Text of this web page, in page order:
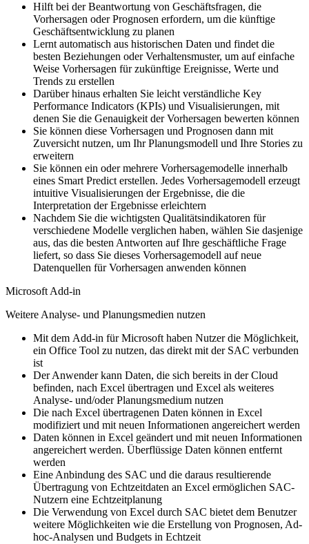
Hilft bei der Beantwortung von Geschäftsfragen, die
Vorhersagen oder Prognosen erfordern, um die künftige
Geschäftsentwicklung zu planen
Lernt automatisch aus historischen Daten und findet die
besten Beziehungen oder Verhaltensmuster, um auf einfache
Weise Vorhersagen für zukünftige Ereignisse, Werte und
Trends zu erstellen
Darüber hinaus erhalten Sie leicht verständliche Key
Performance Indicators (KPIs) und Visualisierungen, mit
denen Sie die Genauigkeit der Vorhersagen bewerten können
Sie können diese Vorhersagen und Prognosen dann mit
Zuversicht nutzen, um Ihr Planungsmodell und Ihre Stories zu
erweitern
Sie können ein oder mehrere Vorhersagemodelle innerhalb
eines Smart Predict erstellen. Jedes Vorhersagemodell erzeugt
intuitive Visualisierungen der Ergebnisse, die die
Interpretation der Ergebnisse erleichtern
Nachdem Sie die wichtigsten Qualitätsindikatoren für
verschiedene Modelle verglichen haben, wählen Sie dasjenige
aus, das die besten Antworten auf Ihre geschäftliche Frage
liefert, so dass Sie dieses Vorhersagemodell auf neue
Datenquellen für Vorhersagen anwenden können
Microsoft Add-in
Weitere Analyse- und Planungsmedien nutzen
Mit dem Add-in für Microsoft haben Nutzer die Möglichkeit,
ein Office Tool zu nutzen, das direkt mit der SAC verbunden
ist
Der Anwender kann Daten, die sich bereits in der Cloud
befinden, nach Excel übertragen und Excel als weiteres
Analyse- und/oder Planungsmedium nutzen
Die nach Excel übertragenen Daten können in Excel
modifiziert und mit neuen Informationen angereichert werden
Daten können in Excel geändert und mit neuen Informationen
angereichert werden. Überflüssige Daten können entfernt
werden
Eine Anbindung des SAC und die daraus resultierende
Übertragung von Echtzeitdaten an Excel ermöglichen SAC-
Nutzern eine Echtzeitplanung
Die Verwendung von Excel durch SAC bietet dem Benutzer
weitere Möglichkeiten wie die Erstellung von Prognosen, Ad-
hoc-Analysen und Budgets in Echtzeit